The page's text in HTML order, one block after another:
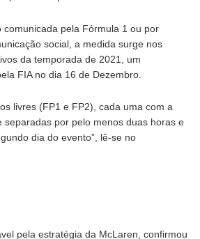
comunicada pela Fórmula 1 ou por
social, a medida surge nos
da temporada de 2021, um
FIA no dia 16 de Dezembro.
livres (FP1 e FP2), cada uma com a
separadas por pelo menos duas horas e
dia do evento”, lê-se no
pela estratégia da McLaren, confirmou